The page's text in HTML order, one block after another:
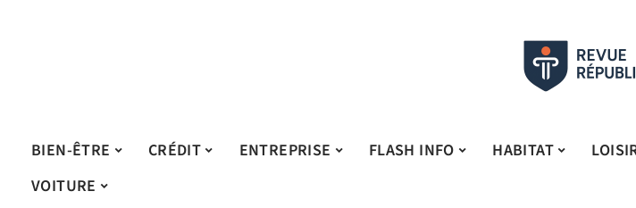
BIEN-ÊTRE CRÉDIT ENTREPRISE FLASH INFO HABITAT
VOITURE